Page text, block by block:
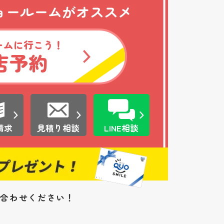
ールームがオススメ
に行こう！
予約
求 見積り相談 LINE相談
わせください！